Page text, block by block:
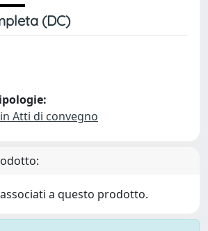
(DC)
Atti di convegno
a questo prodotto.